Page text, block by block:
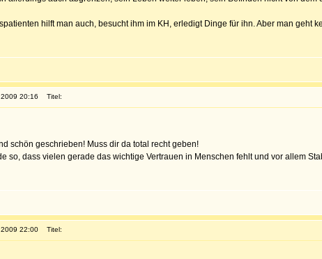
hilft man auch, besucht ihm im KH, erledigt Dinge für ihn. Aber man
20:16 Titel:
schön geschrieben! Muss dir da total recht geben!
so, dass vielen gerade das wichtige Vertrauen in Menschen fehlt und vor allem
2009 22:00 Titel: